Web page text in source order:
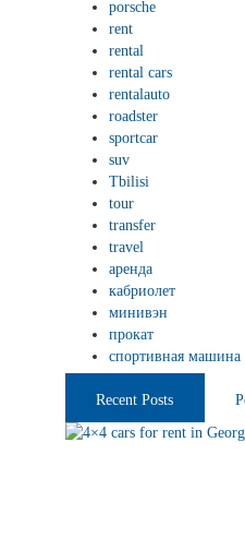
porsche
rent
rental
rental cars
rentalauto
roadster
sportcar
suv
Tbilisi
tour
transfer
travel
аренда
кабриолет
минивэн
прокат
спортивная машина
Recent Posts